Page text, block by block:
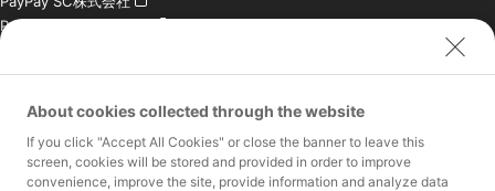
PayPay India Pvt. Ltd.
会社
お問い合わせ
加盟店様専用お問い合わ
About cookies collected through the website
If you click "Accept All Cookies" or close the banner to leave this
screen, cookies will be stored and provided in order to improve
convenience, improve the site, provide information and analyze data